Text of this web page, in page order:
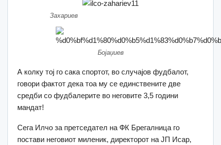
Захариев
Бојаџиев
А колку тој го сака спортот, во случајов фудбалот,
говори фактот дека тоа му се единствените две
средби со фудбалерите во неговите 3,5 години
мандат!
Сега Илчо за претседател на ФК Брегалница го
постави неговиот миленик, директорот на ЈП Исар,